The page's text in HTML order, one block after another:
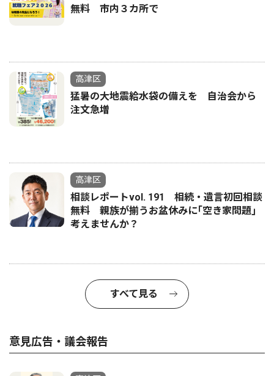
無料 市内３カ所で
高津区
猛暑の大地震給水袋の備えを 自治会から
注文急増
高津区
相談レポートvol. 191 相続・遺言初回相談
無料 親族が揃うお盆休みに｢空き家問題｣
考えませんか？
すべて見る
意見広告・議会報告